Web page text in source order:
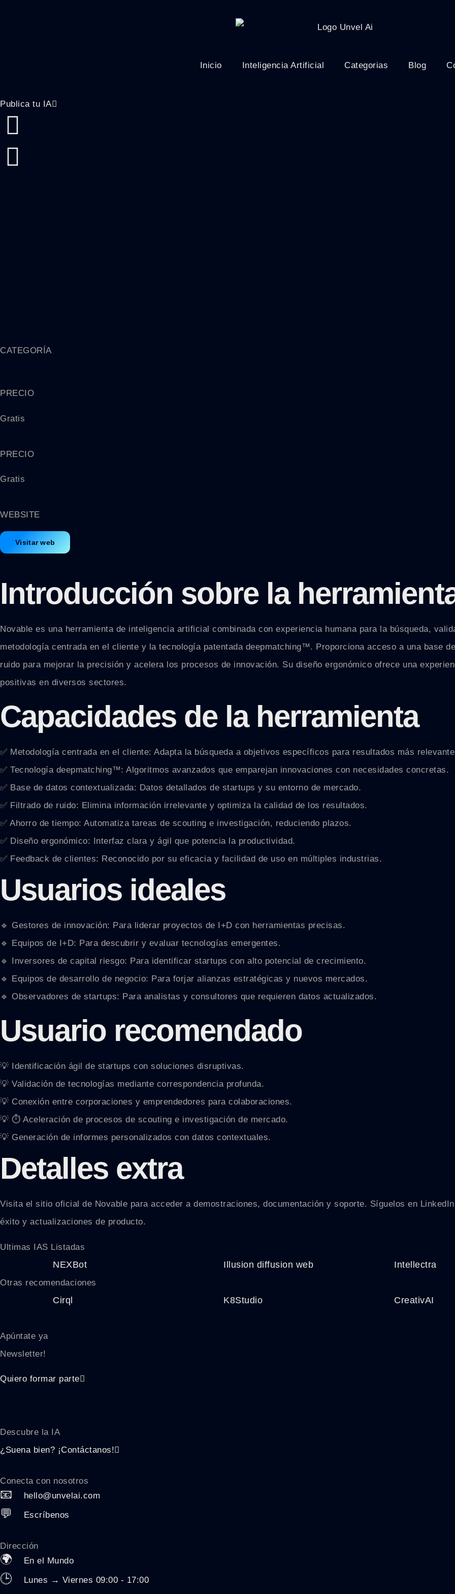
Inicio Inteligencia Artificial Categorias Blog
Publica tu IA
CATEGORÍA
PRECIO
Gratis
PRECIO
Gratis
WEBSITE
Visitar web
Introducción sobre la
Novable es una herramienta de inteligencia artificial combinada con experiencia humana para la búsqueda,
metodología centrada en el cliente y la tecnología patentada deepmatching™. Proporciona acceso a una base
ruido para mejorar la precisión y acelera los procesos de innovación. Su diseño ergonómico ofrece una
positivas en diversos sectores.
Capacidades de la herramienta
✅ Metodología centrada en el cliente: Adapta la búsqueda a objetivos específicos para resultados más
✅ Tecnología deepmatching™: Algoritmos avanzados que emparejan innovaciones con necesidades concretas.
✅ Base de datos contextualizada: Datos detallados de startups y su entorno de mercado.
✅ Filtrado de ruido: Elimina información irrelevante y optimiza la calidad de los resultados.
✅ Ahorro de tiempo: Automatiza tareas de scouting e investigación, reduciendo plazos.
✅ Diseño ergonómico: Interfaz clara y ágil que potencia la productividad.
✅ Feedback de clientes: Reconocido por su eficacia y facilidad de uso en múltiples industrias.
Usuarios ideales
🔹 Gestores de innovación: Para liderar proyectos de I+D con herramientas precisas.
🔹 Equipos de I+D: Para descubrir y evaluar tecnologías emergentes.
🔹 Inversores de capital riesgo: Para identificar startups con alto potencial de crecimiento.
🔹 Equipos de desarrollo de negocio: Para forjar alianzas estratégicas y nuevos mercados.
🔹 Observadores de startups: Para analistas y consultores que requieren datos actualizados.
Usuario recomendado
💡 Identificación ágil de startups con soluciones disruptivas.
💡 Validación de tecnologías mediante correspondencia profunda.
💡 Conexión entre corporaciones y emprendedores para colaboraciones.
💡 ⏱ Aceleración de procesos de scouting e investigación de mercado.
💡 Generación de informes personalizados con datos contextuales.
Detalles extra
Visita el sitio oficial de Novable para acceder a demostraciones, documentación y soporte. Síguelos en
éxito y actualizaciones de producto.
Ultimas IAS Listadas
NEXBot Illusion diffusion web Intellectra
Otras recomendaciones
Cirql K8Studio CreativAI
Apúntate ya
Newsletter!
Quiero formar parte
Descubre la IA
¿Suena bien? ¡Contáctanos!
Conecta con nosotros
📧 hello@unvelai.com
💬 Escríbenos
Dirección
🌍 En el Mundo
🕒 Lunes → Viernes 09:00 - 17:00